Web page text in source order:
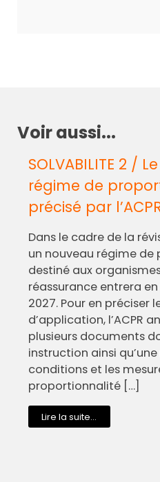
Voir aussi...
SOLVABILITE 2 /
régime de
précisé par
Dans le cadre de la
un nouveau régime
destiné aux
réassurance entrera
2027. Pour en préciser
d’application, l’ACPR
plusieurs documents
instruction ainsi
conditions et les
proportionnalité […]
Lire la suite...